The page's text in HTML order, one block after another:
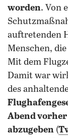
worden. Von
auftretenden
Menschen,
Mit dem
Damit war
des
Abend vorher
abzugeben (